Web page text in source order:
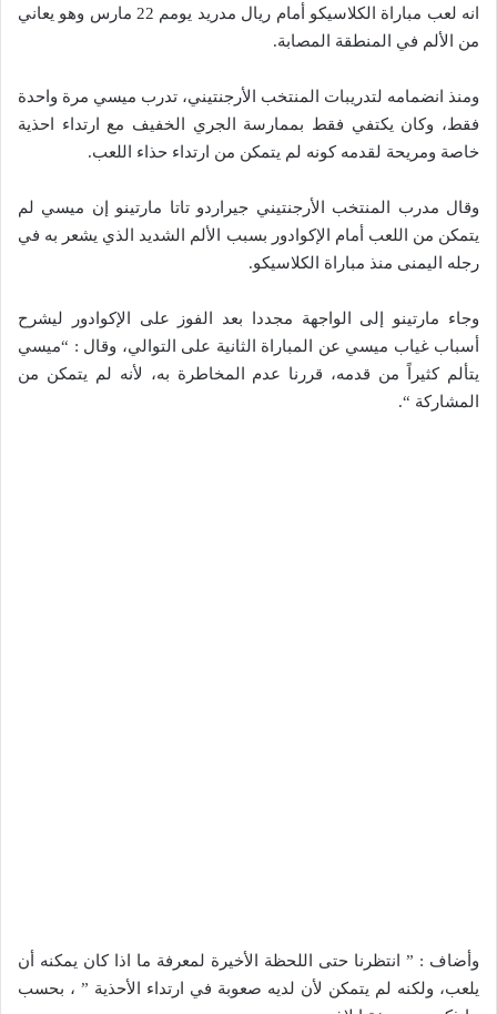
انه لعب مباراة الكلاسيكو أمام ريال مدريد يومم 22 مارس وهو يعاني
من الألم في المنطقة المصابة.
ومنذ انضمامه لتدريبات المنتخب الأرجنتيني، تدرب ميسي مرة واحدة
فقط، وكان يكتفي فقط بممارسة الجري الخفيف مع ارتداء احذية
خاصة ومريحة لقدمه كونه لم يتمكن من ارتداء حذاء اللعب.
وقال مدرب المنتخب الأرجنتيني جيراردو تاتا مارتينو إن ميسي لم
يتمكن من اللعب أمام الإكوادور بسبب الألم الشديد الذي يشعر به في
رجله اليمنى منذ مباراة الكلاسيكو.
وجاء مارتينو إلى الواجهة مجددا بعد الفوز على الإكوادور ليشرح
أسباب غياب ميسي عن المباراة الثانية على التوالي، وقال : “ميسي
يتألم كثيراً من قدمه، قررنا عدم المخاطرة به، لأنه لم يتمكن من
المشاركة “.
وأضاف : ” انتظرنا حتى اللحظة الأخيرة لمعرفة ما اذا كان يمكنه أن
يلعب، ولكنه لم يتمكن لأن لديه صعوبة في ارتداء الأحذية ” ، بحسب